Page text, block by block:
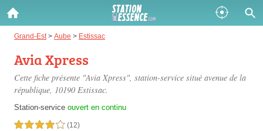
Grand-Est > Aube > Estissac
Avia Xpress
Cette fiche présente "Avia Xpress", station-service situé avenue de la
république, 10190 Estissac.
Station-service ouvert en continu
4,0 étoiles sur 5 (12)
Gazole :
Disponible
SP 98 :
Disponible